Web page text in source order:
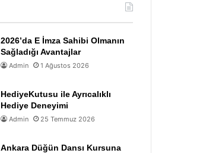
2026’da E İmza Sahibi Olmanın
Sağladığı Avantajlar
Admin 1 Ağustos 2026
HediyeKutusu ile Ayrıcalıklı
Hediye Deneyimi
Admin 25 Temmuz 2026
Ankara Düğün Dansı Kursuna